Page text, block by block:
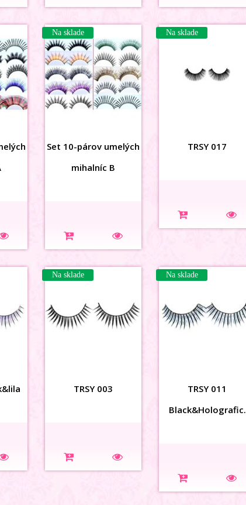
Na sklade
Set 10-párov umelých
mihalníc B
Na sklade
TRSY 017
Na sklade
TRSY 003
Na sklade
TRSY 011
Black&Holografic.